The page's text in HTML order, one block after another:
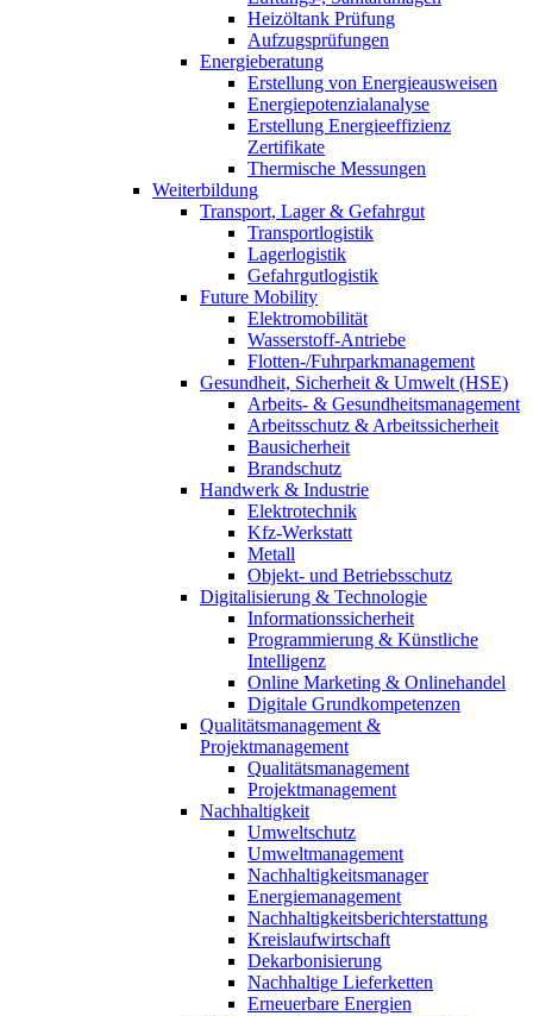
Heizöltank Prüfung
Aufzugsprüfungen
Energieberatung
Erstellung von Energieausweisen
Energiepotenzialanalyse
Erstellung Energieeffizienz
Zertifikate
Thermische Messungen
Weiterbildung
Transport, Lager & Gefahrgut
Transportlogistik
Lagerlogistik
Gefahrgutlogistik
Future Mobility
Elektromobilität
Wasserstoff-Antriebe
Flotten-/Fuhrparkmanagement
Gesundheit, Sicherheit & Umwelt (HSE)
Arbeits- & Gesundheitsmanagement
Arbeitsschutz & Arbeitssicherheit
Bausicherheit
Brandschutz
Handwerk & Industrie
Elektrotechnik
Kfz-Werkstatt
Metall
Objekt- und Betriebsschutz
Digitalisierung & Technologie
Informationssicherheit
Programmierung & Künstliche
Intelligenz
Online Marketing & Onlinehandel
Digitale Grundkompetenzen
Qualitätsmanagement &
Projektmanagement
Qualitätsmanagement
Projektmanagement
Nachhaltigkeit
Umweltschutz
Umweltmanagement
Nachhaltigkeitsmanager
Energiemanagement
Nachhaltigkeitsberichterstattung
Kreislaufwirtschaft
Dekarbonisierung
Nachhaltige Lieferketten
Erneuerbare Energien